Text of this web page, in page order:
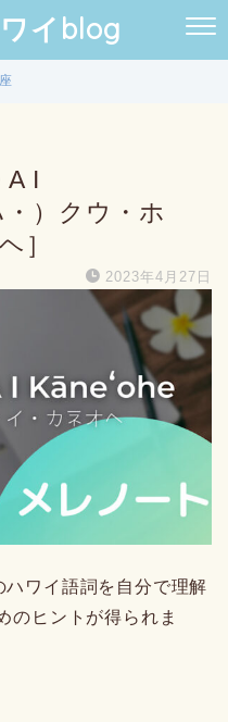
イblog
A I
）クウ・ホ
］
2023年4月27日
ワイ語詞を自分で理解
のヒントが得られま